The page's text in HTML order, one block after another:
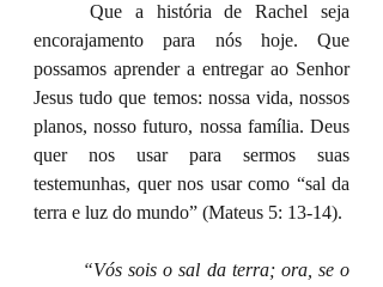
encorajamento para nós hoje. Que
possamos aprender a entregar ao Senhor
Jesus tudo que temos: nossa vida, nossos
planos, nosso futuro, nossa família. Deus
quer nos usar para sermos suas
testemunhas, quer nos usar como “sal da
terra e luz do mundo” (Mateus 5: 13-14).
“Vós sois o sal da terra; ora, se o